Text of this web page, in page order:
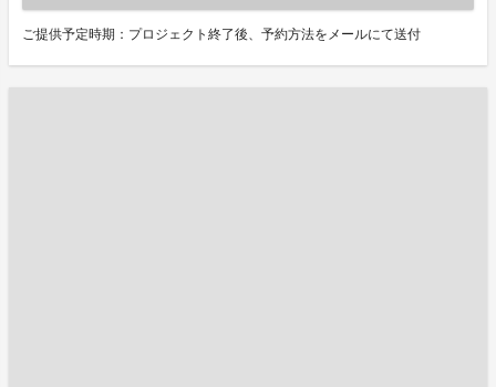
ご提供予定時期：プロジェクト終了後、予約方法をメールにて送付